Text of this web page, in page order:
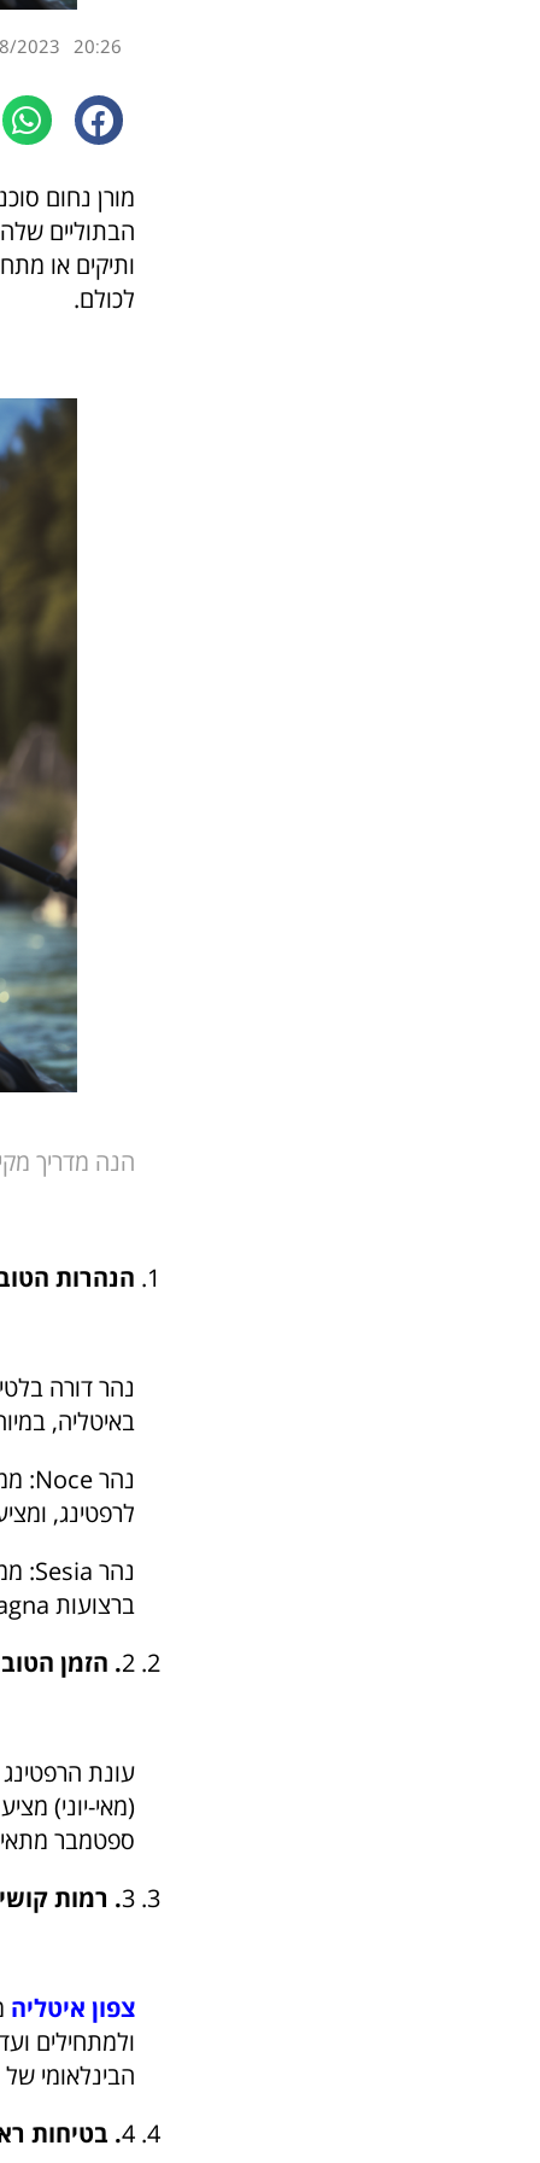
20:26
2023
מורן נחום
הבתוליים
ותיקים או
לכולם.
הנה מדריך
הנהרות
נהר דורה
באיטליה,
לרפטינג,
נהר Sesia: ממוקם בעמק Valsesia, הוא מספק חוויות
ברצועות Alagna ו-Balmuccia.
2. הזמן
עונת
(מאי-יוני)
ספטמבר
3. רמות
צפון איטליה
ולמתחילים
הבינלאומי
4. בטיחות